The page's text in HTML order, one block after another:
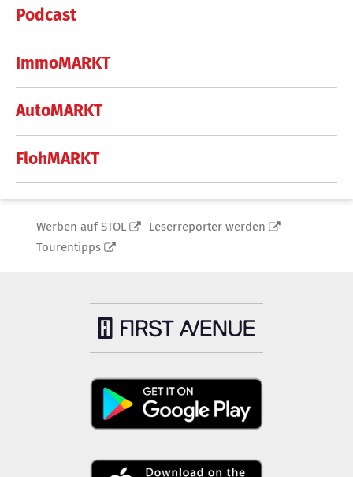
Podcast
ImmoMARKT
AutoMARKT
FlohMARKT
Werben auf STOL
Leserreporter werden
Tourentipps